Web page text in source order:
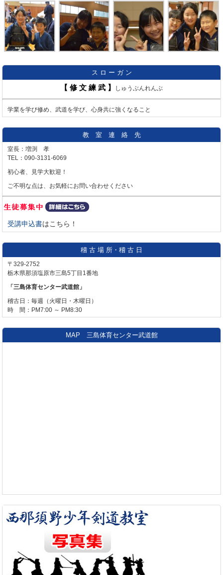
ス ロ ー ガ ン
【 修 文 練 武 】 しゅうぶんれんぶ
学業を学び修め、武道を学び、心身共に強くなること
教 室 連 絡 先
室長：増渕 孝
TEL：090-3131-6069
初心者、見学大歓迎！
ご不明な点は、お気軽にお問い合わせください
受講申込書はこちら！
稽 古 場 所・稽 古 日
〒329-2752
栃木県那須塩原市三島5丁目1番地
「三島体育センター武道館」
稽古日：毎週（火曜日・木曜日）
時 間：PM7:00 ～ PM8:30
MAP 三島体育センター武道館